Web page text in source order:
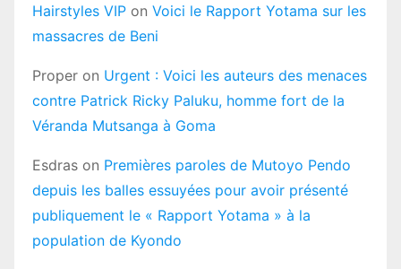
Hairstyles VIP on Voici le Rapport Yotama sur les
massacres de Beni
Proper on Urgent : Voici les auteurs des menaces
contre Patrick Ricky Paluku, homme fort de la
Véranda Mutsanga à Goma
Esdras on Premières paroles de Mutoyo Pendo
depuis les balles essuyées pour avoir présenté
publiquement le « Rapport Yotama » à la
population de Kyondo